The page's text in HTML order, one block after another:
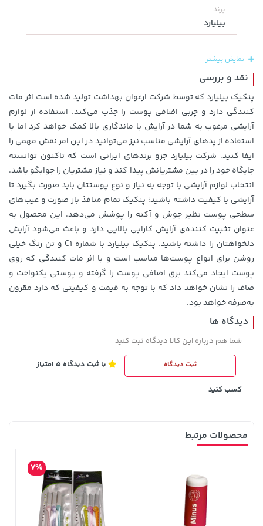
185,000 تومان
219,900
خرید
4,279,000 تومان
5,454,000
خرید
701,000 تومان خرید 1,109,000 تومان خرید
برند
بیلیارد
نمایش بیشتر
نقد و بررسی
پنکیک بیلیارد که توسط شرکت ارغوان بهداشت تولید شده است اثر مات
کنندگی دارد و چربی اضافی پوست را جذب می‌کند. استفاده از لوازم
آرایشی مرغوب به شما در آرایش با ماندگاری بالا کمک خواهد کرد اما با
استفاده از پدهای آرایشی مناسب نیز می‌توانید در این امر نقش مهمی را
ایفا کنید. شرکت بیلیارد جزو برندهای ایرانی است که تاکنون توانسته
جایگاه خود را در بین مشتریانش پیدا کند و نیاز مشتریان را جوابگو باشد.
انتخاب لوازم آرایشی با توجه به نیاز و نوع پوستتان باید صورت بگیرد تا
آرایشی با کیفیت داشته باشید؛ پنکیک تمام منافذ باز صورت و عیب‌های
سطحی پوست نظیر جوش و آکنه را پوشش ‌می‌دهد. این محصول به
عنوان تثبیت کننده‌ی آرایش کارایی بالایی دارد و باعث می‌شود آرایش
دلخواهتان را داشته باشید. پنکیک بیلیارد با شماره C1 و تن رنگ خیلی
روشن برای انواع پوست‌ها مناسب است و با اثر مات کنندگی که روی
پوست ایجاد می‌کند برق اضافی پوست را گرفته و پوستی یکنواخت و
صاف را نشان خواهد داد که با توجه به قیمت و کیفیتی که دارد مقرون
به‌صرفه‌ خواهد بود.
دیدگاه ها
شما هم درباره این کالا دیدگاه ثبت کنید
ثبت دیدگاه با ثبت دیدگاه 5 امتیاز
کسب کنید
محصولات مرتبط
7%